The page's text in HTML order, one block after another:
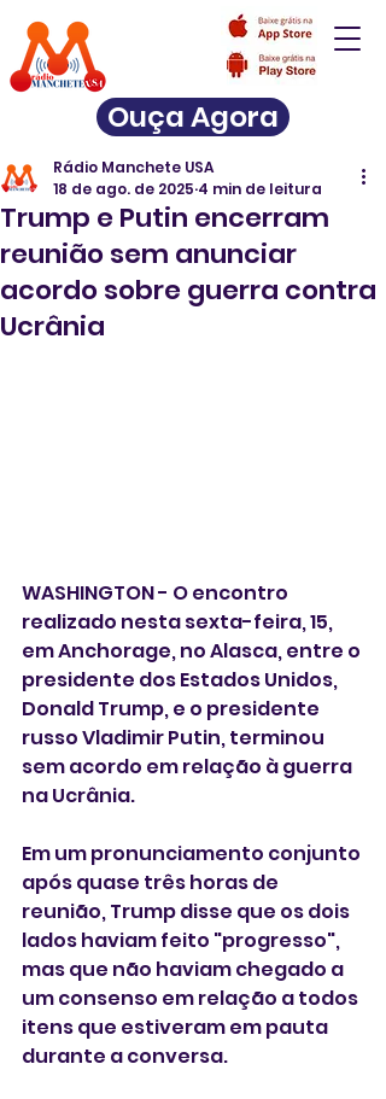
Ouça Agora
Trump e Putin encerram
reunião sem anunciar
acordo sobre guerra contra
Ucrânia
Rádio Manchete USA
18 de ago. de 2025 4 min de leitura
WASHINGTON - O encontro
realizado nesta sexta-feira, 15,
em Anchorage, no Alasca, entre o
presidente dos Estados Unidos,
Donald Trump, e o presidente
russo Vladimir Putin, terminou
sem acordo em relação à guerra
na Ucrânia.
Em um pronunciamento conjunto
após quase três horas de
reunião, Trump disse que os dois
lados haviam feito "progresso",
mas que não haviam chegado a
um consenso em relação a todos
itens que estiveram em pauta
durante a conversa.